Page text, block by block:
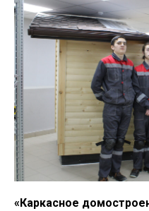
«Каркасное